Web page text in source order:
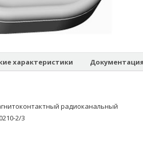
характеристики Документация
радиоканальный
2/3